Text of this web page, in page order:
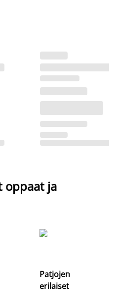
oppaat ja
Patjojen
erilaiset